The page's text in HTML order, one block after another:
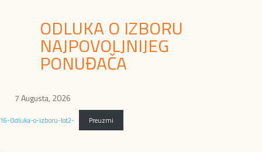
ODLUKA O IZBORU
NAJPOVOLJNIJEG
PONUĐAČA
7 Augusta, 2026
16-Odluka-o-izboru-lot2- Preuzmi